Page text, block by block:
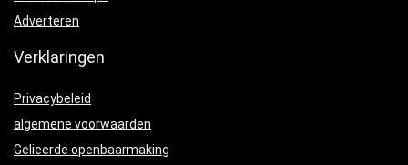
Adverteren
Verklaringen
Privacybeleid
algemene voorwaarden
Gelieerde openbaarmaking